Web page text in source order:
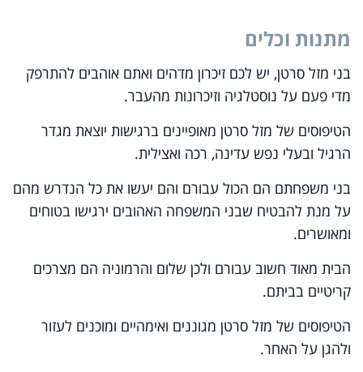
מתנות וכלים
בני מזל סרטן, יש לכם זיכרון מדהים ואתם אוהבים להתרפק
מדי פעם על נוסטלגיה וזיכרונות מהעבר.
הטיפוסים של מזל סרטן מאופיינים ברגישות יוצאת מגדר
הרגיל ובעלי נפש עדינה, רכה ואצילית.
בני משפחתם הם הכול עבורם והם יעשו את כל הנדרש מהם
על מנת להבטיח שבני המשפחה האהובים ירגישו בטוחים
ומאושרים.
הבית מאוד חשוב עבורם ולכן שלום והרמוניה הם מצרכים
קריטיים בביתם.
הטיפוסים של מזל סרטן מגוננים ואימהיים ומוכנים לעזור
ולהגן על האחר.